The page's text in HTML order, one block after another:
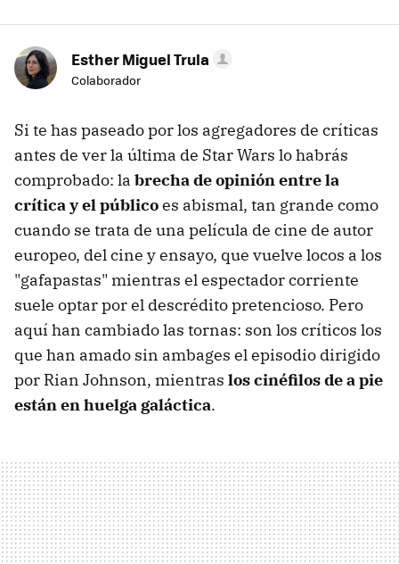
Esther Miguel Trula
Colaborador
Si te has paseado por los agregadores de críticas
antes de ver la última de Star Wars lo habrás
comprobado: la brecha de opinión entre la
crítica y el públicoes abismal, tan grande como
cuando se trata de una película de cine de autor
europeo, del cine y ensayo, que vuelve locos a los
"gafapastas" mientras el espectador corriente
suele optar por el descrédito pretencioso. Pero
aquí han cambiado las tornas: son los críticos los
que han amado sin ambages el episodio dirigido
por Rian Johnson, mientras los cinéfilos de a pie
están en huelga galáctica.